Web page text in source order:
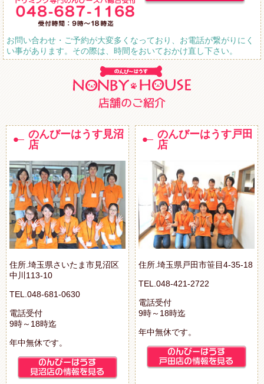
お問い合わせ・ご予約が大変多くなっており、お電話が繋がりにく
い事があります。その際は、時間をおいておかけ直し下さい。
のんびーはうす見沼
店
住所.埼玉県さいたま市見沼区
中川113-10
TEL.048-681-0630
電話受付
9時～18時迄
年中無休です。
のんびーはうす戸田
店
住所.埼玉県戸田市笹目4-35-18
TEL.048-421-2722
電話受付
9時～18時迄
年中無休です。